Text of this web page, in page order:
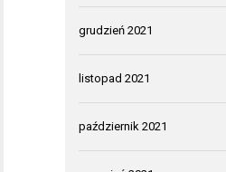
grudzień 2021
listopad 2021
październik 2021